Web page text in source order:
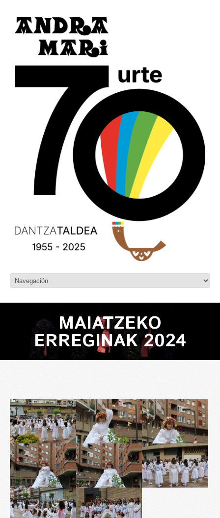
MAIATZEKO
ERREGINAK 2024